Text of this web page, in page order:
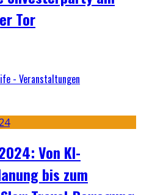
Tor
- Veranstaltungen
Von KI-
bis zum